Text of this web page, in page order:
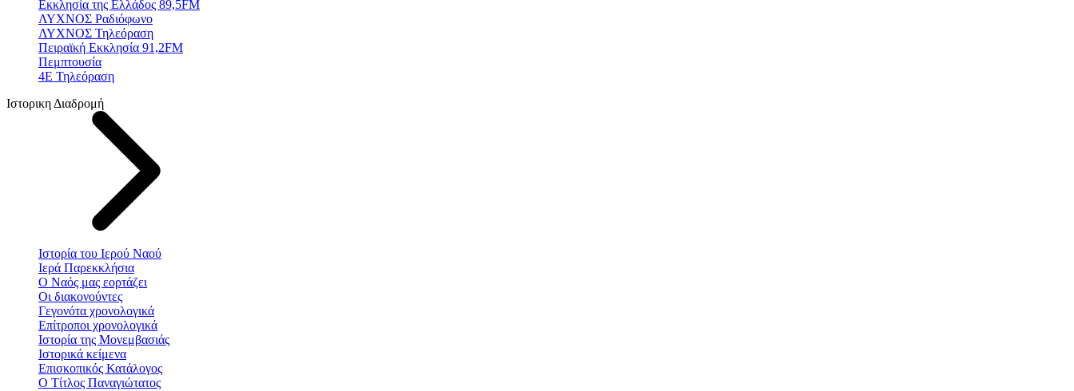
Εκκλησία της Ελλάδος 89,5FM
ΛΥΧΝΟΣ Ραδιόφωνο
ΛΥΧΝΟΣ Τηλεόραση
Πειραϊκή Εκκλησία 91,2FM
Πεμπτουσία
4Ε Τηλεόραση
Ιστορικη Διαδρομή
Ιστορία του Ιερού Ναού
Ιερά Παρεκκλήσια
Ο Ναός μας εορτάζει
Οι διακονούντες
Γεγονότα χρονολογικά
Επίτροποι χρονολογικά
Ιστορία της Μονεμβασιάς
Ιστορικά κείμενα
Επισκοπικός Κατάλογος
Ο Τίτλος Παναγιώτατος